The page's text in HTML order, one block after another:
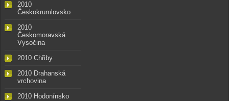
2010
Českokrumlovsko
2010
Českomoravská
Vysočina
2010 Chřiby
2010 Drahanská
vrchovina
2010 Hodonínsko